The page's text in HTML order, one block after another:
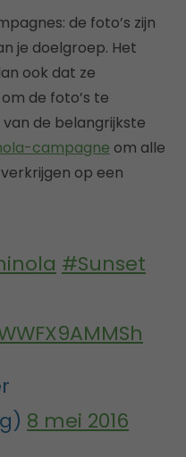
de foto’s zijn
je doelgroep. Het
ook dat ze
de foto’s te
de belangrijkste
campagne om alle
op een
#Sunset
8 mei 2016